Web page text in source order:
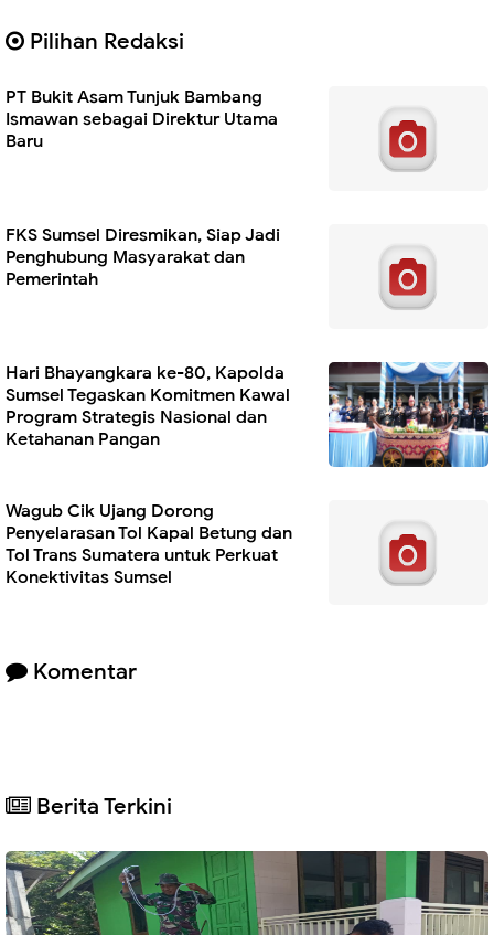
Pilihan Redaksi
PT Bukit Asam Tunjuk Bambang
Ismawan sebagai Direktur Utama
Baru
FKS Sumsel Diresmikan, Siap Jadi
Penghubung Masyarakat dan
Pemerintah
Hari Bhayangkara ke-80, Kapolda
Sumsel Tegaskan Komitmen Kawal
Program Strategis Nasional dan
Ketahanan Pangan
Wagub Cik Ujang Dorong
Penyelarasan Tol Kapal Betung dan
Tol Trans Sumatera untuk Perkuat
Konektivitas Sumsel
Komentar
Berita Terkini